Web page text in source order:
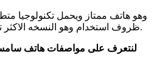
وهو هاتف ممتاز ويحمل تكنولوجيا
ظروف استخدام وهو النسخه الاكثر تطورا حتى الان من سامسونج.